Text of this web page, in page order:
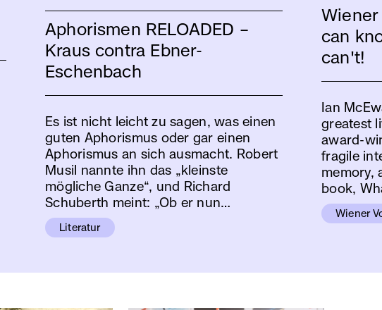
Aphorismen RELOADED –
Kraus contra Ebner-
Eschenbach
Es ist nicht leicht zu sagen, was einen
guten Aphorismus oder gar einen
Aphorismus an sich ausmacht. Robert
Musil nannte ihn das „kleinste
mögliche Ganze“, und Richard
Schuberth meint: „Ob er nun…
Literatur
can
can't!
Ian
greatest
award-
fragile
memory,
book,
Wiener